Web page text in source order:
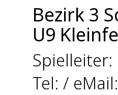
Bezirk 3
U9
Spielleiter:
Tel: /